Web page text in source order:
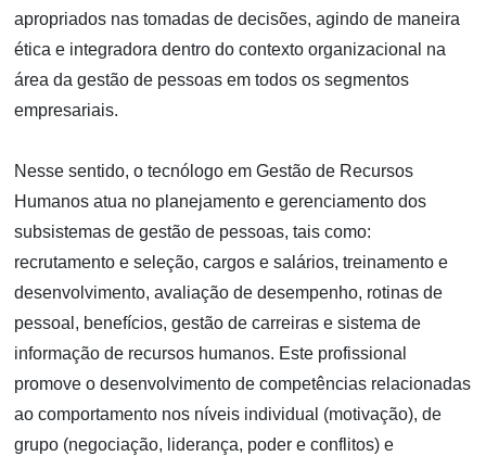
apropriados nas tomadas de decisões, agindo de maneira
ética e integradora dentro do contexto organizacional na
área da gestão de pessoas em todos os segmentos
empresariais.
Nesse sentido, o tecnólogo em Gestão de Recursos
Humanos atua no planejamento e gerenciamento dos
subsistemas de gestão de pessoas, tais como:
recrutamento e seleção, cargos e salários, treinamento e
desenvolvimento, avaliação de desempenho, rotinas de
pessoal, benefícios, gestão de carreiras e sistema de
informação de recursos humanos. Este profissional
promove o desenvolvimento de competências relacionadas
ao comportamento nos níveis individual (motivação), de
grupo (negociação, liderança, poder e conflitos) e